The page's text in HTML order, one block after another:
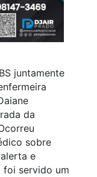
juntamente
da
sobre
e
foi servido um